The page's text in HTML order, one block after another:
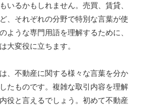
いるかもしれません。売買、賃貸、
、それぞれの分野で特別な言葉が使
ような専門用語を理解するために、
は大変役に立ちます。
、不動産に関する様々な言葉を分か
たものです。複雑な取引内容を理解
役と言えるでしょう。初めて不動産